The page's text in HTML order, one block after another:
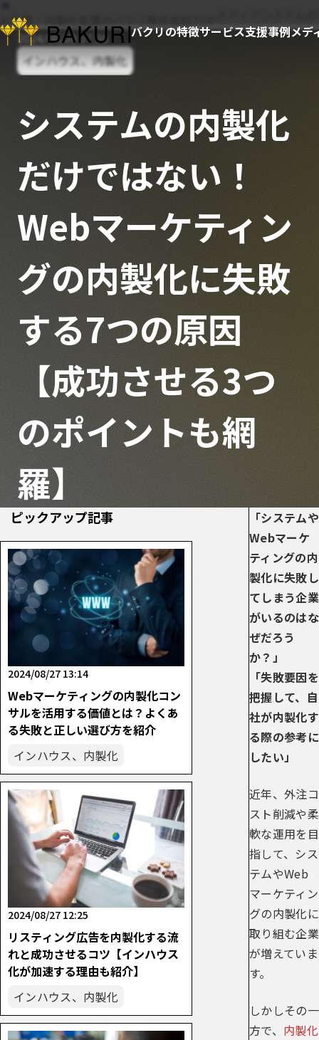
バクリの特徴サービス支援事例メデ
AI活用・内製化支援のバクリ株式会社TOP
2024/06/28 07:36
インハウス、内製化
システムの内製化
だけではない！
Webマーケティン
グの内製化に失敗
する7つの原因
【成功させる3つ
のポイントも網
羅】
「システムや
Webマーケ
ティングの内
製化に失敗し
てしまう企業
がいるのはな
ぜだろう
か？」
「失敗要因を
把握して、自
社が内製化す
る際の参考に
したい」
近年、外注コ
スト削減や柔
軟な運用を目
指して、シス
テムやWeb
マーケティン
グの内製化に
取り組む企業
が増えていま
す。
しかしその一
方で、 内製化
ピックアップ記事
2024/08/27 13:14
Webマーケティングの内製化コン
サルを活用する価値とは？よくあ
る失敗と正しい選び方を紹介
インハウス、内製化
2024/08/27 12:25
リスティング広告を内製化する流
れと成功させるコツ【インハウス
化が加速する理由も紹介】
インハウス、内製化